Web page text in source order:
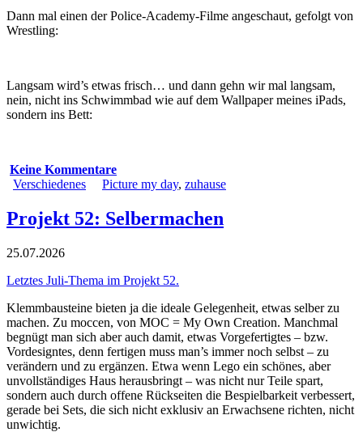
Dann mal einen der Police-Academy-Filme angeschaut, gefolgt von
Wrestling:
Langsam wird’s etwas frisch… und dann gehn wir mal langsam,
nein, nicht ins Schwimmbad wie auf dem Wallpaper meines iPads,
sondern ins Bett:
Keine Kommentare
Verschiedenes
Picture my day, zuhause
Projekt 52: Selbermachen
25.07.2026
Letztes Juli-Thema im Projekt 52.
Klemmbausteine bieten ja die ideale Gelegenheit, etwas selber zu
machen. Zu moccen, von MOC = My Own Creation. Manchmal
begnügt man sich aber auch damit, etwas Vorgefertigtes – bzw.
Vordesigntes, denn fertigen muss man’s immer noch selbst – zu
verändern und zu ergänzen. Etwa wenn Lego ein schönes, aber
unvollständiges Haus herausbringt – was nicht nur Teile spart,
sondern auch durch offene Rückseiten die Bespielbarkeit verbessert,
gerade bei Sets, die sich nicht exklusiv an Erwachsene richten, nicht
unwichtig.